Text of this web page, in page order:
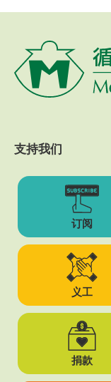
支持我们
订阅
义工
捐款